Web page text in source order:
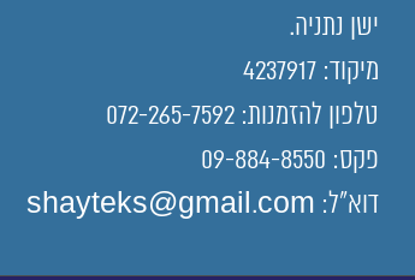
ישן נתניה.
מיקוד: 4237917
טלפון להזמנות: 072-265-7592
פקס: 09-884-8550
דוא"ל: shayteks@gmail.com